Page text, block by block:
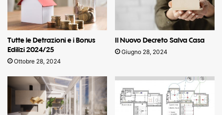
Tutte le Detrazioni e i Bonus
Edilizi 2024/25
Ottobre 28, 2024
Il Nuovo Decreto Salva Casa
Giugno 28, 2024